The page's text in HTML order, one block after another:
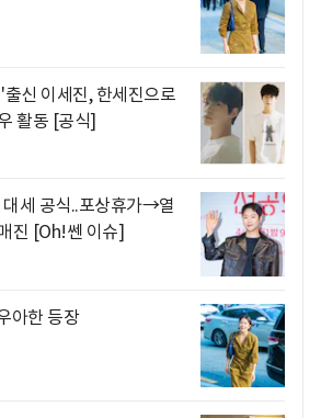
신 이세진, 한세진으로
활동 [공식]
대세 공식..포상휴가→열
진 [Oh!쎈 이슈]
아한 등장